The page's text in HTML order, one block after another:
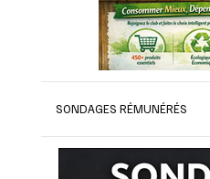
SONDAGES RÉMUNÉRÉS